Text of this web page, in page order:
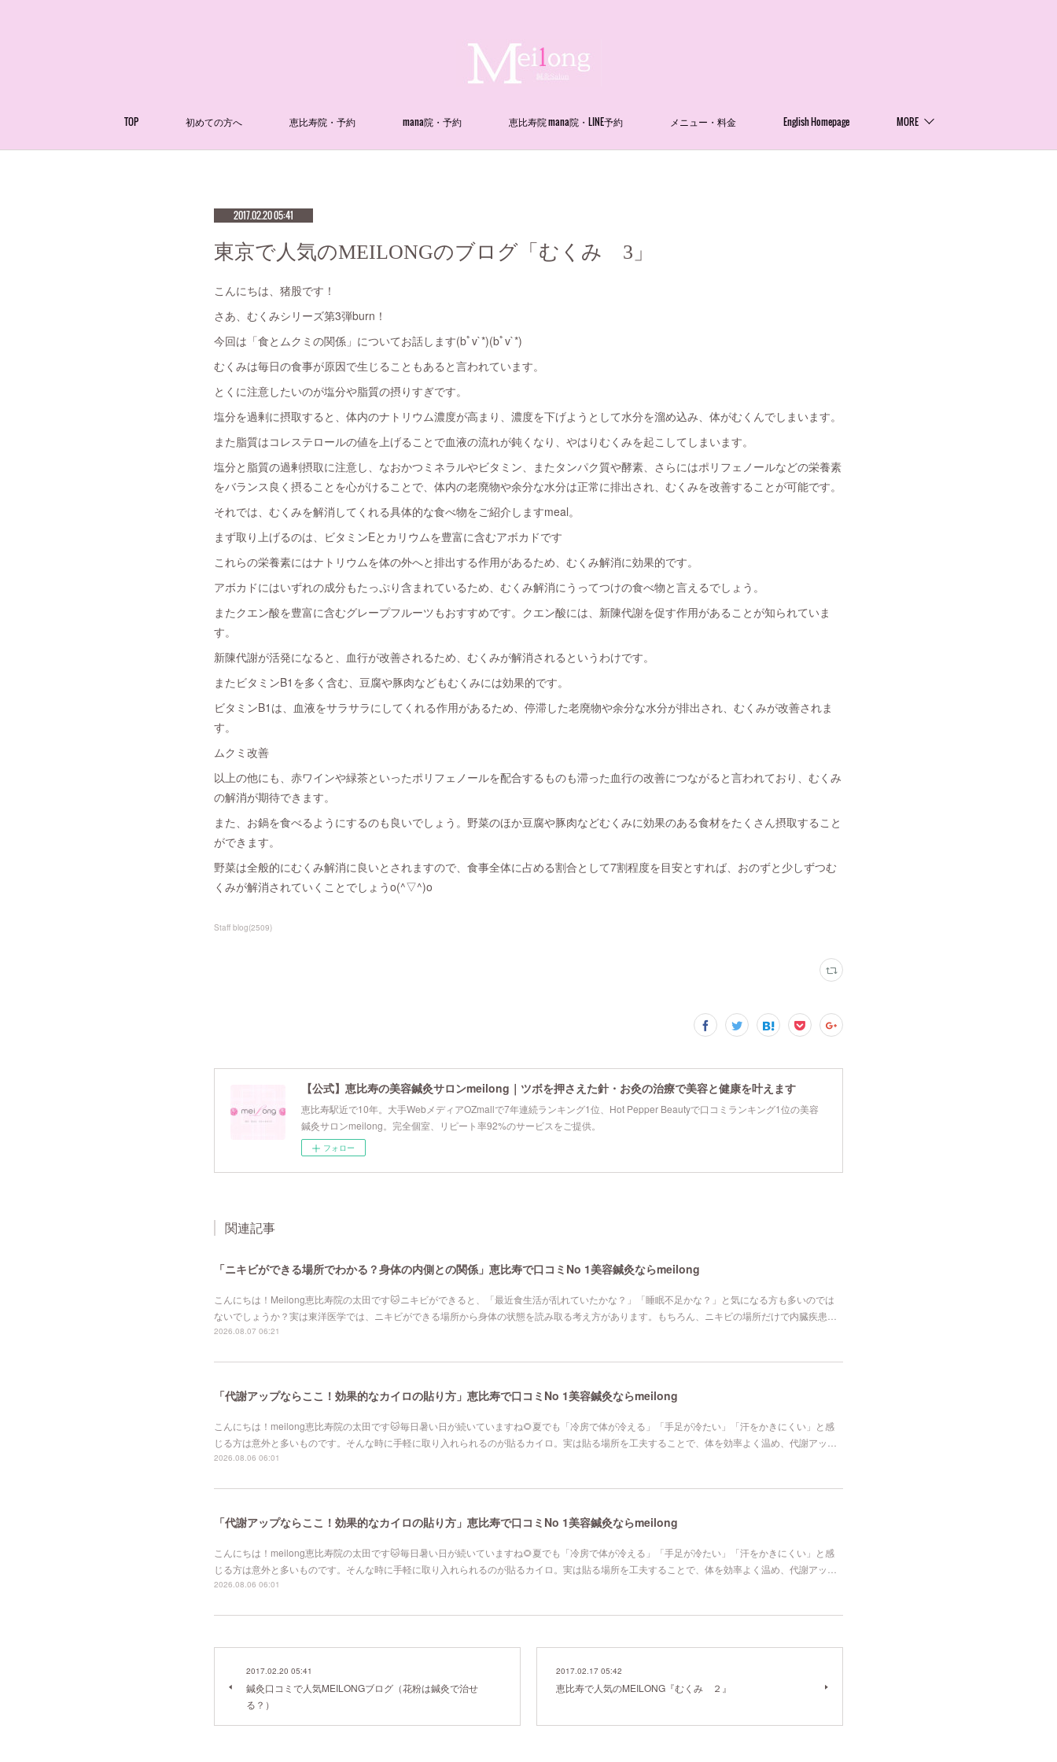
TOP 初めての方へ 恵比寿院・予約 mana院・予約 恵比寿院 mana院・LINE予約 メニュー・料金 English Homepage MORE
2017.02.20 05:41
東京で人気のMEILONGのブログ「むくみ 3」
こんにちは、猪股です！
さあ、むくみシリーズ第3弾burn！
今回は「食とムクミの関係」についてお話します(bﾟv`*)(bﾟv`*)
むくみは毎日の食事が原因で生じることもあると言われています。
とくに注意したいのが塩分や脂質の摂りすぎです。
塩分を過剰に摂取すると、体内のナトリウム濃度が高まり、濃度を下げようとして水分を溜め込み、体がむくんでしまいます。
また脂質はコレステロールの値を上げることで血液の流れが鈍くなり、やはりむくみを起こしてしまいます。
塩分と脂質の過剰摂取に注意し、なおかつミネラルやビタミン、またタンパク質や酵素、さらにはポリフェノールなどの栄養素
をバランス良く摂ることを心がけることで、体内の老廃物や余分な水分は正常に排出され、むくみを改善することが可能です。
それでは、むくみを解消してくれる具体的な食べ物をご紹介しますmeal。
まず取り上げるのは、ビタミンEとカリウムを豊富に含むアボカドです
これらの栄養素にはナトリウムを体の外へと排出する作用があるため、むくみ解消に効果的です。
アボカドにはいずれの成分もたっぷり含まれているため、むくみ解消にうってつけの食べ物と言えるでしょう。
またクエン酸を豊富に含むグレープフルーツもおすすめです。クエン酸には、新陳代謝を促す作用があることが知られていま
す。
新陳代謝が活発になると、血行が改善されるため、むくみが解消されるというわけです。
またビタミンB1を多く含む、豆腐や豚肉などもむくみには効果的です。
ビタミンB1は、血液をサラサラにしてくれる作用があるため、停滞した老廃物や余分な水分が排出され、むくみが改善されま
す。
ムクミ改善
以上の他にも、赤ワインや緑茶といったポリフェノールを配合するものも滞った血行の改善につながると言われており、むくみ
の解消が期待できます。
また、お鍋を食べるようにするのも良いでしょう。野菜のほか豆腐や豚肉などむくみに効果のある食材をたくさん摂取すること
ができます。
野菜は全般的にむくみ解消に良いとされますので、食事全体に占める割合として7割程度を目安とすれば、おのずと少しずつむ
くみが解消されていくことでしょうo(^▽^)o
Staff blog(2509)
【公式】恵比寿の美容鍼灸サロンmeilong｜ツボを押さえた針・お灸の治療で美容と健康を叶えます
恵比寿駅近で10年。大手WebメディアOZmallで7年連続ランキング1位、Hot Pepper Beautyで口コミランキング1位の美容
鍼灸サロンmeilong。完全個室、リピート率92%のサービスをご提供。
フォロー
関連記事
「ニキビができる場所でわかる？身体の内側との関係」恵比寿で口コミNo 1美容鍼灸ならmeilong
こんにちは！Meilong恵比寿院の太田です🐱ニキビができると、「最近食生活が乱れていたかな？」「睡眠不足かな？」と気になる方も多いのでは
ないでしょうか？実は東洋医学では、ニキビができる場所から身体の状態を読み取る考え方があります。もちろん、ニキビの場所だけで内臓疾患…
2026.08.07 06:21
「代謝アップならここ！効果的なカイロの貼り方」恵比寿で口コミNo 1美容鍼灸ならmeilong
こんにちは！meilong恵比寿院の太田です🐱毎日暑い日が続いていますね🌻夏でも「冷房で体が冷える」「手足が冷たい」「汗をかきにくい」と感
じる方は意外と多いものです。そんな時に手軽に取り入れられるのが貼るカイロ。実は貼る場所を工夫することで、体を効率よく温め、代謝アッ…
2026.08.06 06:01
「代謝アップならここ！効果的なカイロの貼り方」恵比寿で口コミNo 1美容鍼灸ならmeilong
こんにちは！meilong恵比寿院の太田です🐱毎日暑い日が続いていますね🌻夏でも「冷房で体が冷える」「手足が冷たい」「汗をかきにくい」と感
じる方は意外と多いものです。そんな時に手軽に取り入れられるのが貼るカイロ。実は貼る場所を工夫することで、体を効率よく温め、代謝アッ…
2026.08.06 06:01
2017.02.20 05:41
鍼灸口コミで人気MEILONGブログ（花粉は鍼灸で治せ
る？）
2017.02.17 05:42
恵比寿で人気のMEILONG『むくみ ２』